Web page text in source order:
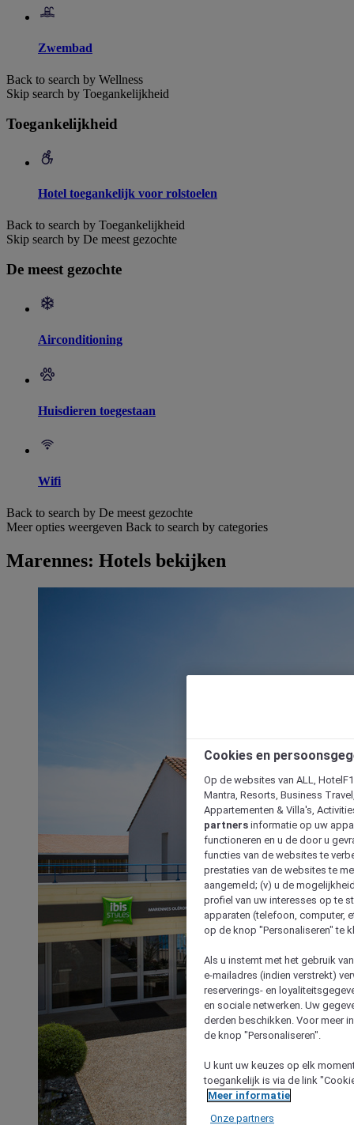
Zwembad
Back to search by Wellness
Skip search by Toegankelijkheid
Toegankelijkheid
Hotel toegankelijk voor rolstoelen
Back to search by Toegankelijkheid
Skip search by De meest gezochte
De meest gezochte
Airconditioning
Huisdieren toegestaan
Wifi
Back to search by De meest gezochte
Meer opties weergeven Back to search by categories
Marennes: Hotels bekijken
Cookies en
Op de websites van ALL,
Mantra, Resorts, Business
Appartementen & Villa's,
partners informatie op uw
functioneren en u de door u
functies van de websites te
prestaties van de websites te
aangemeld; (v) u de
profiel van uw interesses op te
apparaten (telefoon, computer,
op de knop "Personaliseren" te
Als u instemt met het gebruik
e-mailadres (indien verstrekt)
reserverings- en
en sociale netwerken. Uw
derden beschikken. Voor meer
de knop "Personaliseren".
U kunt uw keuzes op elk
toegankelijk is via de link
Meer informatie
Onze partners